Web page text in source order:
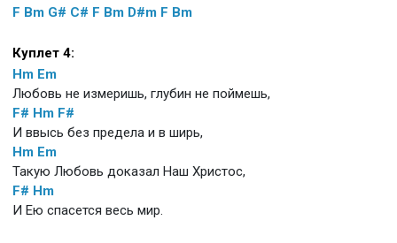
F Bm G# C# F Bm D#m F Bm
Куплет 4:
Hm Em
Любовь не измеришь, глубин не поймешь,
F# Hm F#
И ввысь без предела и в ширь,
Hm Em
Такую Любовь доказал Наш Христос,
F# Hm
И Ею спасется весь мир.